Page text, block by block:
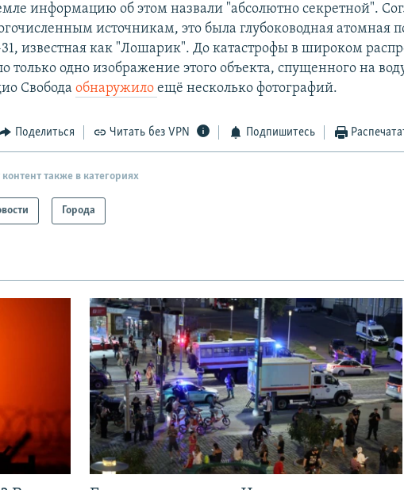
информацию об этом назвали "абсолютно секретной".
источникам, это была глубоководная атомная
известная как "Лошарик". До катастрофы в широком
только одно изображение этого объекта, спущенного на
Свободаобнаружилоещё несколько фотографий.
Поделиться Читать без VPN Подпишитесь
контент также в категориях
Города